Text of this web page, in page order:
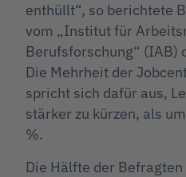
enthüllt“, so berichtete
vom „Institut für
Berufsforschung“ (IAB)
Die Mehrheit der
spricht sich dafür aus,
stärker zu kürzen, als
%.
Die Hälfte der